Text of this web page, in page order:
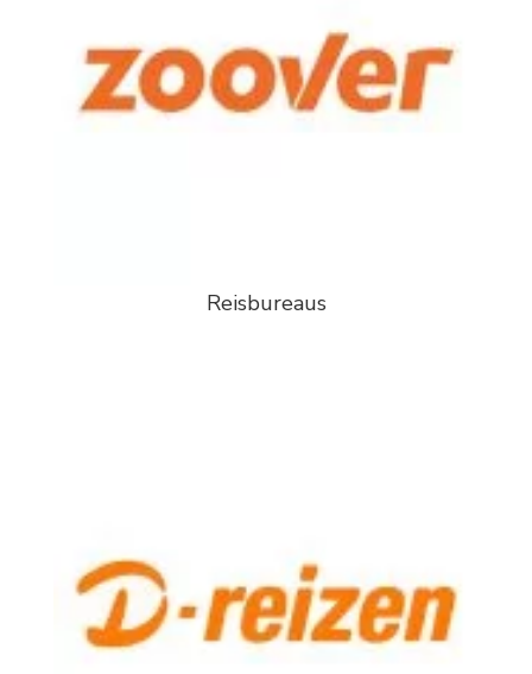
Reisbureaus